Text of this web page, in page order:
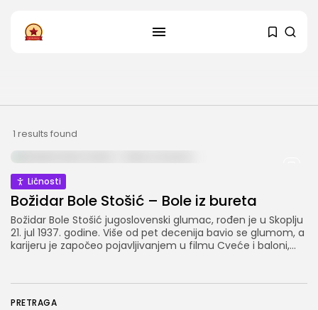
1 results found
Ličnosti
Božidar Bole Stošić – Bole iz bureta
Božidar Bole Stošić jugoslovenski glumac, rođen je u Skoplju
21. jul 1937. godine. Više od pet decenija bavio se glumom, a
karijeru je započeo pojavljivanjem u filmu Cveće i baloni,...
PRETRAGA